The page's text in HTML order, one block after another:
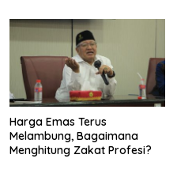
Harga Emas Terus
Melambung, Bagaimana
Menghitung Zakat Profesi?